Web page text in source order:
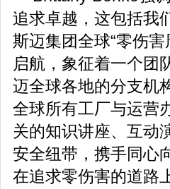
追求卓越，这包括我
斯迈集团全球“零伤
启航，象征着一个团
迈全球各地的分支机
全球所有工厂与运营
关的知识讲座、互动
安全纽带，携手同心
在追求零伤害的道路